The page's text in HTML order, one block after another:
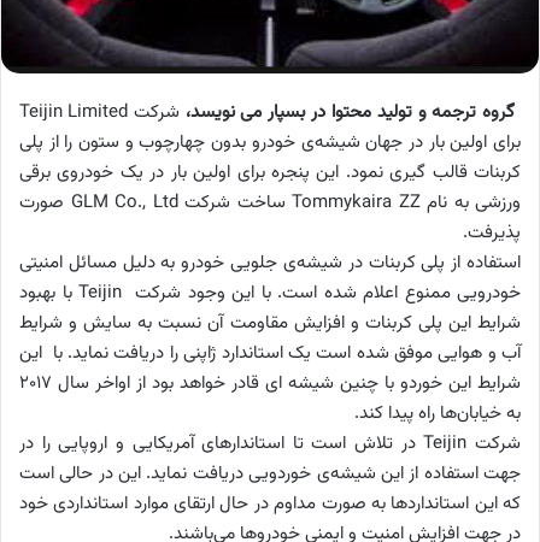
گروه ترجمه و تولید محتوا در بسپار می نویسد،
شرکت Teijin Limited
برای اولین بار در جهان شیشه‌ی خودرو بدون چهارچوب و ستون را از پلی
کربنات قالب گیری نمود. این پنجره برای اولین بار در یک خودروی برقی
ورزشی به نام Tommykaira ZZ ساخت شرکت GLM Co., Ltd صورت
پذیرفت.
استفاده از پلی کربنات در شیشه‌ی جلویی خودرو به دلیل مسائل امنیتی
خودرویی ممنوع اعلام شده است. با این وجود شرکت Teijin با بهبود
شرایط این پلی کربنات و افزایش مقاومت آن نسبت به سایش و شرایط
آب و هوایی موفق شده است یک استاندارد ژاپنی را دریافت نماید. با این
شرایط این خوردو با چنین شیشه ای قادر خواهد بود از اواخر سال 2017
به خیابان‌ها راه پیدا کند.
شرکت Teijin در تلاش است تا استاندارهای آمریکایی و اروپایی را در
جهت استفاده از این شیشه‌ی خوردویی دریافت نماید. این در حالی است
که این استانداردها به صورت مداوم در حال ارتقای موارد استانداردی خود
در جهت افزایش امنیت و ایمنی خودروها می‌باشند.